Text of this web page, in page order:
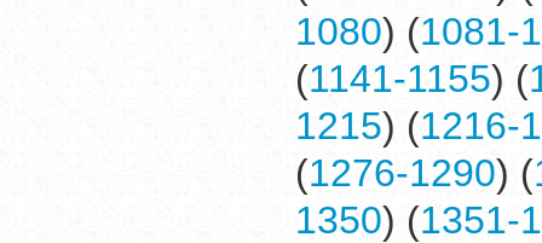
1080) (1081-
(1141-1155) (
1215) (1216-
(1276-1290) (
1350) (1351-